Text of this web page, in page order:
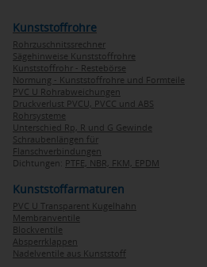
Kunststoffrohre
Rohrzuschnitssrechner
Sägehinweise Kunststoffrohre
Kunststoffrohr - Restebörse
Normung - Kunststoffrohre und Formteile
PVC U Rohrabweichungen
Druckverlust PVCU, PVCC und ABS
Rohrsysteme
Unterschied Rp, R und G Gewinde
Schraubenlängen für
Flanschverbindungen
Dichtungen: PTFE, NBR, FKM, EPDM
Kunststoffarmaturen
PVC U Transparent Kugelhahn
Membranventile
Blockventile
Absperrklappen
Nadelventile aus Kunststoff